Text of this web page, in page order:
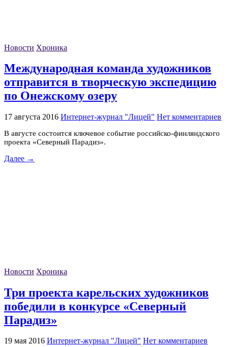
Новости Хроника
Международная команда художников
отправится в творческую экспедицию
по Онежскому озеру
17 августа 2016 Интернет-журнал "Лицей" Нет комментариев
В августе состоится ключевое событие российско-финляндского
проекта «Северный Парадиз».
Далее →
Новости Хроника
Три проекта карельских художников
победили в конкурсе «Северный
Парадиз»
19 мая 2016 Интернет-журнал "Лицей" Нет комментариев